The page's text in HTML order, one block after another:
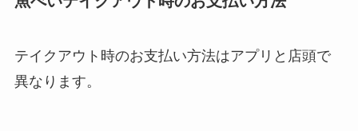
テイクアウト時のお支払い方法はアプリと店頭で
異なります。